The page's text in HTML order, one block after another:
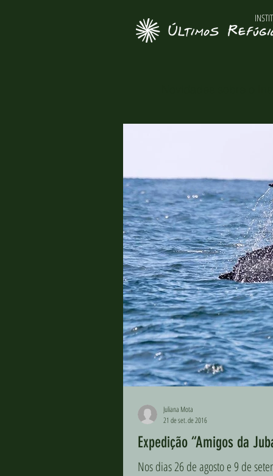
Expedição “Amigos da
Nos dias 26 de agosto e 9 de
Juliana Mota
21 de set. de 2016